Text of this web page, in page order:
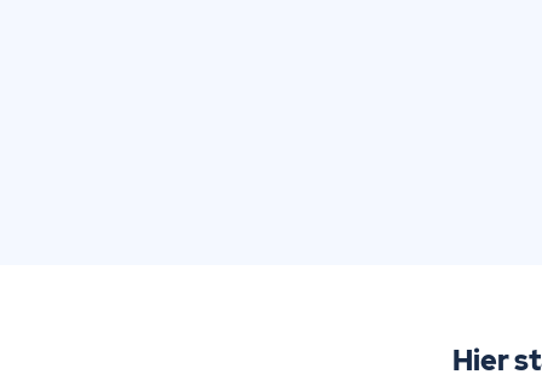
Hier